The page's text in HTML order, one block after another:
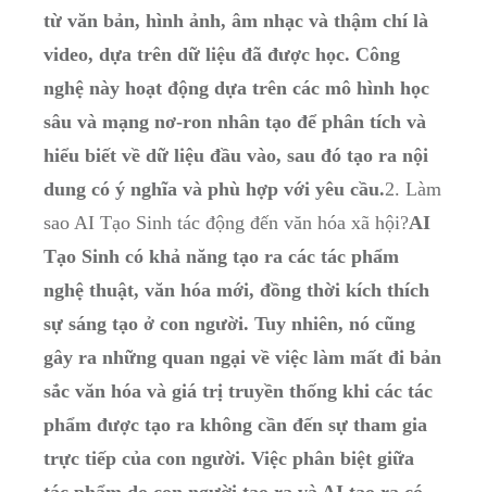
từ văn bản, hình ảnh, âm nhạc và thậm chí là
video, dựa trên dữ liệu đã được học. Công
nghệ này hoạt động dựa trên các mô hình học
sâu và mạng nơ-ron nhân tạo để phân tích và
hiểu biết về dữ liệu đầu vào, sau đó tạo ra nội
dung có ý nghĩa và phù hợp với yêu cầu.2. Làm
sao AI Tạo Sinh tác động đến văn hóa xã hội?AI
Tạo Sinh có khả năng tạo ra các tác phẩm
nghệ thuật, văn hóa mới, đồng thời kích thích
sự sáng tạo ở con người. Tuy nhiên, nó cũng
gây ra những quan ngại về việc làm mất đi bản
sắc văn hóa và giá trị truyền thống khi các tác
phẩm được tạo ra không cần đến sự tham gia
trực tiếp của con người. Việc phân biệt giữa